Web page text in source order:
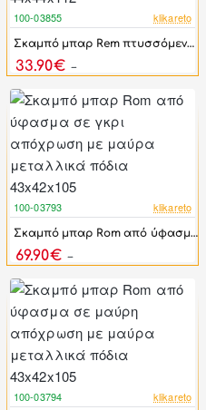
-49%
100-03855 klikareto
Σκαμπό μπαρ Rem πτυσσόμενο μαύρο pu-βάση μαύρο μέταλλο 44x44x112
33.90€
-46%
100-03793 klikareto
Σκαμπό μπαρ Rom από ύφασμα σε γκρι απόχρωση με μαύρα μεταλλικά πόδια 43x42x105
69.90€
-46%
100-03794 klikareto